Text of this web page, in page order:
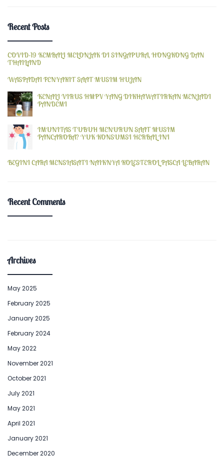
Recent Posts
COVID-19 KEMBALI MELONJAK DI SINGAPURA, HONGKONG DAN
THAILAND
WASPADAI PENYAKIT SAAT MUSIM HUJAN
KENALI VIRUS HMPV YANG DIKHAWATIRKAN MENJADI
PANDEMI
IMUNITAS TUBUH MENURUN SAAT MUSIM
PANCAROBA? YUK KONSUMSI HERBAL INI
BEGINI CARA MENSIASATI NAIKNYA KOLESTEROL PASCA LEBARAN
Recent Comments
Archives
May 2025
February 2025
January 2025
February 2024
May 2022
November 2021
October 2021
July 2021
May 2021
April 2021
January 2021
December 2020